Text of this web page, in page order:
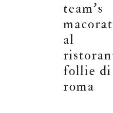
team’s
al
follie di
roma